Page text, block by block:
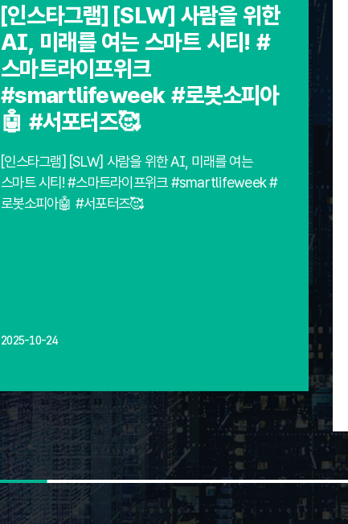
[인스타그램] [SLW] 사람을 위한
AI, 미래를 여는 스마트 시티! #
스마트라이프위크
#smartlifeweek #로봇소피아
🤖 #서포터즈🥰
[인스타그램] [SLW] 사람을 위한 AI, 미래를 여는
스마트 시티! #스마트라이프위크 #smartlifeweek #
로봇소피아🤖 #서포터즈🥰
2025-10-24